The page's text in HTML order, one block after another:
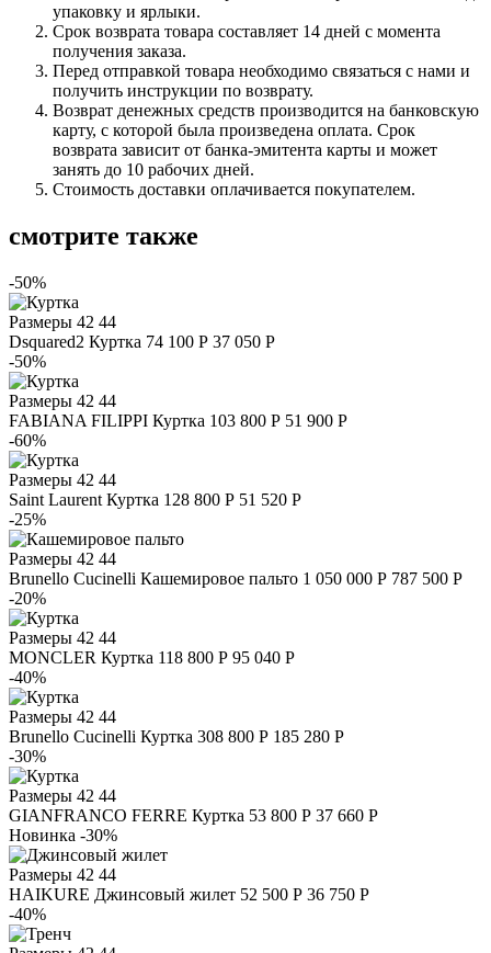
упаковку и ярлыки.
Срок возврата товара составляет 14 дней с момента
получения заказа.
Перед отправкой товара необходимо связаться с нами и
получить инструкции по возврату.
Возврат денежных средств производится на банковскую
карту, с которой была произведена оплата. Срок
возврата зависит от банка-эмитента карты и может
занять до 10 рабочих дней.
Стоимость доставки оплачивается покупателем.
смотрите также
-50%
Размеры 42 44
Dsquared2 Куртка 74 100 Р 37 050 Р
-50%
Размеры 42 44
FABIANA FILIPPI Куртка 103 800 Р 51 900 Р
-60%
Размеры 42 44
Saint Laurent Куртка 128 800 Р 51 520 Р
-25%
Размеры 42 44
Brunello Cucinelli Кашемировое пальто 1 050 000 Р 787 500 Р
-20%
Размеры 42 44
MONCLER Куртка 118 800 Р 95 040 Р
-40%
Размеры 42 44
Brunello Cucinelli Куртка 308 800 Р 185 280 Р
-30%
Размеры 42 44
GIANFRANCO FERRE Куртка 53 800 Р 37 660 Р
Новинка -30%
Размеры 42 44
HAIKURE Джинсовый жилет 52 500 Р 36 750 Р
-40%